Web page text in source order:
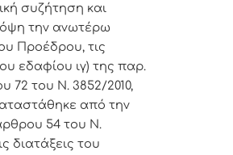
συζήτηση και
την ανωτέρω
Προέδρου, τις
εδαφίου ιγ) της παρ.
72 του Ν. 3852/2010,
από την
54 του Ν.
διατάξεις του